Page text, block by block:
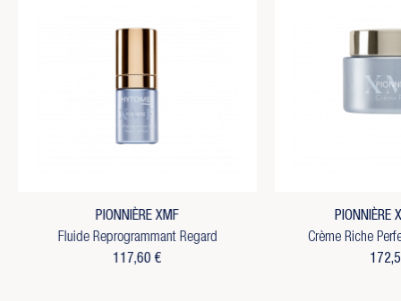
PIONNIÈRE XMF
Fluide Reprogrammant Regard
117,60 €
PIONNIÈRE
Crème Riche